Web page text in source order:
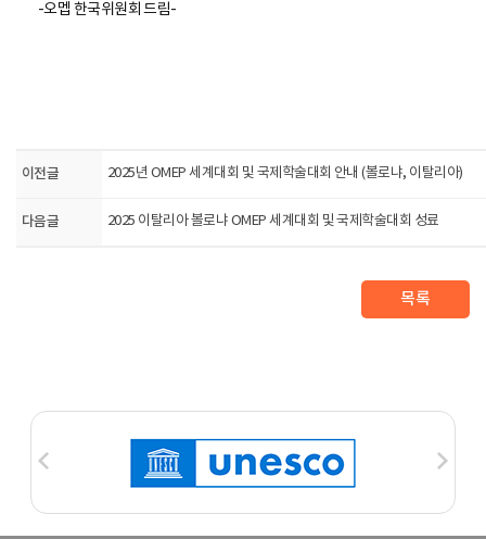
-오멥 한국위원회 드림-
이전글 2025년 OMEP 세계대회 및 국제학술대회 안내 (볼로냐, 이탈리아)
다음글 2025 이탈리아 볼로냐 OMEP 세계대회 및 국제학술대회 성료
목록